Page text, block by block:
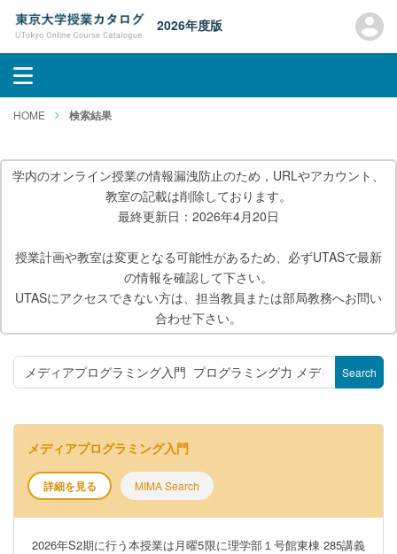
2026年度版
HOME 検索結果
学内のオンライン授業の情報漏洩防止のため，URLやアカウント、
教室の記載は削除しております。
最終更新日：2026年4月20日
授業計画や教室は変更となる可能性があるため、必ずUTASで最新
の情報を確認して下さい。
UTASにアクセスできない方は、担当教員または部局教務へお問い
合わせ下さい。
Search
メディアプログラミング入門
詳細を見る MIMA Search
2026年S2期に行う本授業は月曜5限に理学部１号館東棟 285講義